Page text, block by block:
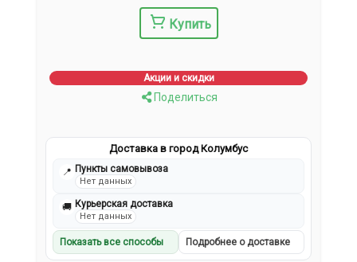
Купить
Акции и скидки
Поделиться
Доставка в город Колумбус
📍 Пункты самовывоза
Нет данных
🚚 Курьерская доставка
Нет данных
Показать все способы Подробнее о доставке